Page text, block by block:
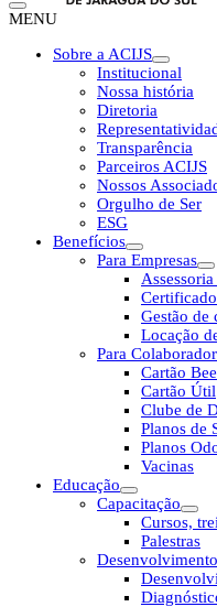
MENU
Sobre a ACIJS
Institucional
Nossa história
Diretoria
Transparência
Parceiros ACIJS
Nossos
Orgulho de Ser
ESG
Benefícios
Para Empresas
Gestão de
Locação
Para
Cartão Bee
Cartão Útil
Clube de
Planos de
Planos
Vacinas
Educação
Capacitação
Cursos,
Palestras